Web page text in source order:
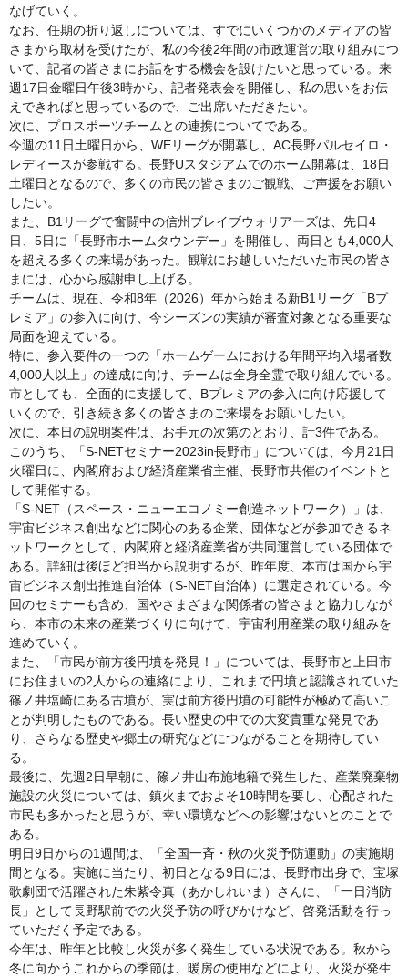
なげていく。
なお、任期の折り返しについては、すでにいくつかのメディアの皆
さまから取材を受けたが、私の今後2年間の市政運営の取り組みにつ
いて、記者の皆さまにお話をする機会を設けたいと思っている。来
週17日金曜日午後3時から、記者発表会を開催し、私の思いをお伝
えできればと思っているので、ご出席いただきたい。
次に、プロスポーツチームとの連携についてである。
今週の11日土曜日から、WEリーグが開幕し、AC長野パルセイロ・
レディースが参戦する。長野Uスタジアムでのホーム開幕は、18日
土曜日となるので、多くの市民の皆さまのご観戦、ご声援をお願い
したい。
また、B1リーグで奮闘中の信州ブレイブウォリアーズは、先日4
日、5日に「長野市ホームタウンデー」を開催し、両日とも4,000人
を超える多くの来場があった。観戦にお越しいただいた市民の皆さ
まには、心から感謝申し上げる。
チームは、現在、令和8年（2026）年から始まる新B1リーグ「Bプ
レミア」の参入に向け、今シーズンの実績が審査対象となる重要な
局面を迎えている。
特に、参入要件の一つの「ホームゲームにおける年間平均入場者数
4,000人以上」の達成に向け、チームは全身全霊で取り組んでいる。
市としても、全面的に支援して、Bプレミアの参入に向け応援して
いくので、引き続き多くの皆さまのご来場をお願いしたい。
次に、本日の説明案件は、お手元の次第のとおり、計3件である。
このうち、「S-NETセミナー2023in長野市」については、今月21日
火曜日に、内閣府および経済産業省主催、長野市共催のイベントと
して開催する。
「S-NET（スペース・ニューエコノミー創造ネットワーク）」は、
宇宙ビジネス創出などに関心のある企業、団体などが参加できるネ
ットワークとして、内閣府と経済産業省が共同運営している団体で
ある。詳細は後ほど担当から説明するが、昨年度、本市は国から宇
宙ビジネス創出推進自治体（S-NET自治体）に選定されている。今
回のセミナーも含め、国やさまざまな関係者の皆さまと協力しなが
ら、本市の未来の産業づくりに向けて、宇宙利用産業の取り組みを
進めていく。
また、「市民が前方後円墳を発見！」については、長野市と上田市
にお住まいの2人からの連絡により、これまで円墳と認識されていた
篠ノ井塩崎にある古墳が、実は前方後円墳の可能性が極めて高いこ
とが判明したものである。長い歴史の中での大変貴重な発見であ
り、さらなる歴史や郷土の研究などにつながることを期待してい
る。
最後に、先週2日早朝に、篠ノ井山布施地籍で発生した、産業廃棄物
施設の火災については、鎮火までおよそ10時間を要し、心配された
市民も多かったと思うが、幸い環境などへの影響はないとのことで
ある。
明日9日からの1週間は、「全国一斉・秋の火災予防運動」の実施期
間となる。実施に当たり、初日となる9日には、長野市出身で、宝塚
歌劇団で活躍された朱紫令真（あかしれいま）さんに、「一日消防
長」として長野駅前での火災予防の呼びかけなど、啓発活動を行っ
ていただく予定である。
今年は、昨年と比較し火災が多く発生している状況である。秋から
冬に向かうこれからの季節は、暖房の使用などにより、火災が発生